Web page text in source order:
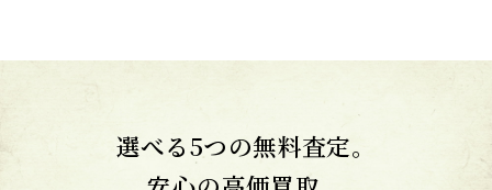
選べる5つの無料査定。